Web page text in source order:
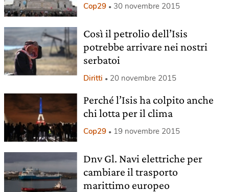
Cop29 30 novembre 2015
Così il petrolio dell’Isis
potrebbe arrivare nei nostri
serbatoi
Diritti 20 novembre 2015
Perché l’Isis ha colpito anche
chi lotta per il clima
Cop29 19 novembre 2015
Dnv Gl. Navi elettriche per
cambiare il trasporto
marittimo europeo